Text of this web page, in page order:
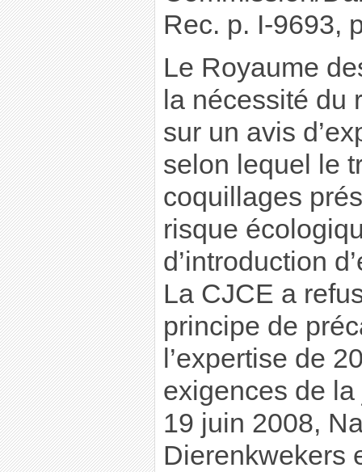
Rec. p. I-9693,
Le Royaume
la nécessité du
sur un avis
selon lequel le
coquillages
risque
d’introduction
La CJCE a
principe de
l’expertise de
exigences de
19 juin 2008,
Dierenkwekers